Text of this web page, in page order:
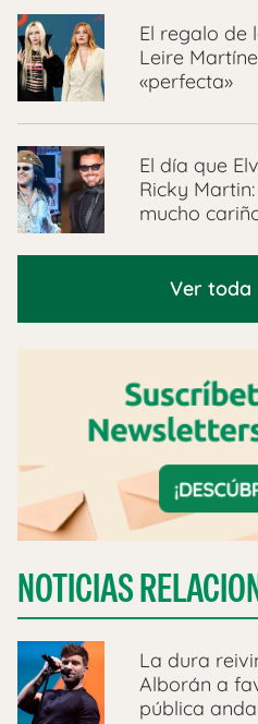
El regalo de
Leire
«perfecta»
El día que
Ricky
mucho
Ver toda
NOTICIAS
La dura
Alborán a
pública